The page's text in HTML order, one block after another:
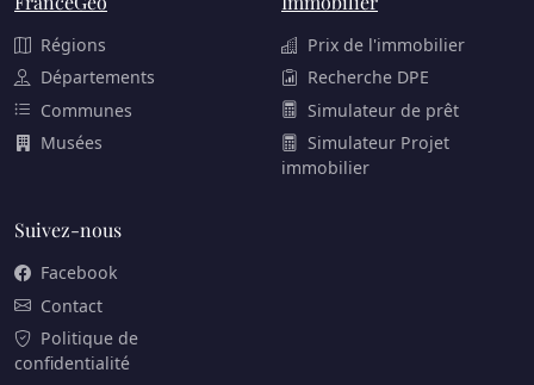
Régions
Départements
Communes
Musées
Prix de l'immobilier
Recherche DPE
Simulateur de prêt
Simulateur Projet
immobilier
Suivez-nous
Facebook
Contact
Politique de
confidentialité